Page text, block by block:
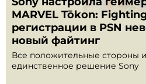
MARVEL Tōkon:
регистрации в PSN
новый файтинг
Все положительные стороны
единственное решение Sony